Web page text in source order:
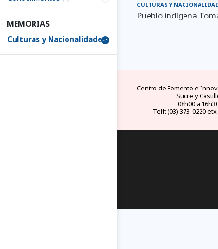
MEMORIAS
Culturas y Nacionalidades(1)
CULTURAS Y
Pueblo indígena
Centro de Fomento e
Sucre y
08h00 a
Telf: (03) 373-0220 etx